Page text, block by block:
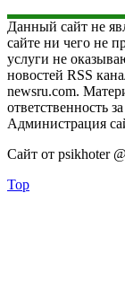
Данный сайт не
сайте ни чего не
услуги не
новостей RSS
newsru.com.
ответственность
Администрация
Сайт от psikhoter
Top